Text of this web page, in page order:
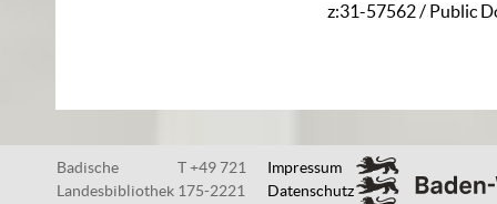
z:31-57562/ Public
Badische
Landesbibliothek
T +49 721
175-2221
Impressum
Datenschutz